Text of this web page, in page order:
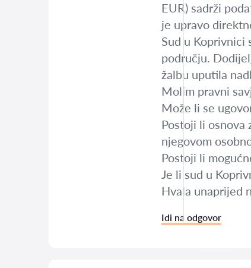
EUR) sadrži
je upravo
Sud u Koprivnici
području.
žalbu uputila
Molim pravni
Može li se
Postoji li osnova
njegovom
Postoji li
Je li sud u
Hvala unaprijed
Idi na odgovor